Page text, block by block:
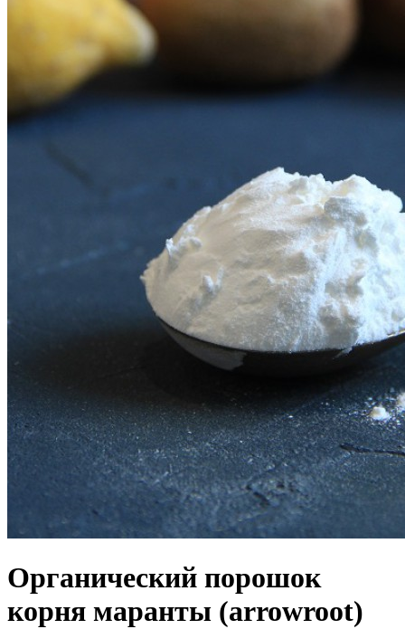
Органический порошок
корня маранты (arrowroot)